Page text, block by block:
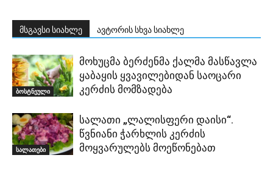
მსგავსი სიახლე ავტორის სხვა სიახლე
ბოსტნეული
მოხუცმა ბერძენმა ქალმა მასწავლა
ყაბაყის ყვავილებიდან საოცარი
კერძის მომზადება
სალათები
სალათი „ლალისფერი დაისი“.
წვნიანი ჭარხლის კერძის
მოყვარულებს მოეწონებათ